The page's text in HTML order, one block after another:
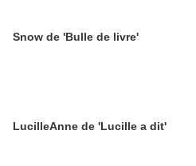
Snow de 'Bulle de livre'
LucilleAnne de 'Lucille a dit'